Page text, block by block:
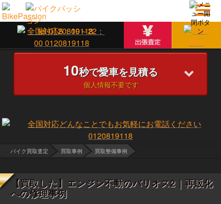
10秒で愛車を見積る
個人情報不要です
バイク買取査定 買取事例 買取整備事例
【買取した】エンジン不動のバリオス2｜再販化
への修理事例